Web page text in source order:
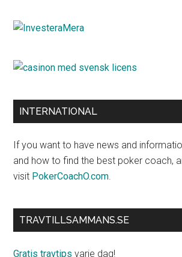
INTERNATIONAL
If you want to have news and
and how to find the best poker coach,
visit PokerCoachO.com.
TRAVTILLSAMMANS.SE
Gratis travtips varje dag!